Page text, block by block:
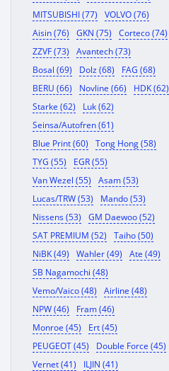
MITSUBISHI (77)
VOLVO (76)
Aisin (76)
GKN (75)
Corteco (74)
ZZVF (73)
Avantech (73)
Bosal (69)
Dolz (68)
FAG (68)
BERU (66)
Novline (66)
HDK (62)
Starke (62)
Luk (62)
Seinsa/Autofren (61)
Blue Print (60)
Tong Hong (58)
TYG (55)
EGR (55)
Van Wezel (55)
Asam (53)
Lucas/TRW (53)
Mando (53)
Nissens (53)
GM Daewoo (52)
SAT PREMIUM (52)
Taiho (50)
NiBK (49)
Wahler (49)
Ate (49)
SB Nagamochi (48)
Vemo/Vaico (48)
Airline (48)
NPW (46)
Fram (46)
Monroe (45)
Ert (45)
PEUGEOT (45)
Double Force (45)
Vernet (41)
ILJIN (41)